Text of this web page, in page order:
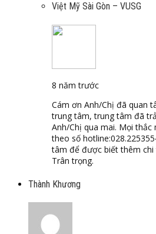
Việt Mỹ Sài Gòn – VUSG
8 năm trước
Cám ơn Anh/Chị đã quan
trung tâm, trung tâm đã
Anh/Chị qua mai. Mọi thắc
theo số
tâm để được biết thêm chi
Trân trọng.
Thành Khương